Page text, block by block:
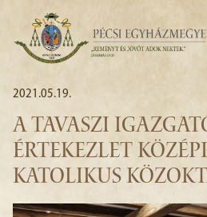
2021.05.19.
A TAVASZI
ÉRTEKEZLET
KATOLIKUS